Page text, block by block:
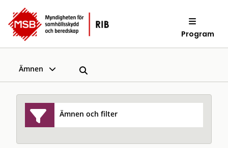
Program
Ämnen
Ämnen och filter